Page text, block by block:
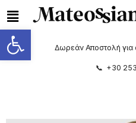
Ανοίξτε τη γραμμή εργαλείων
Δωρεάν Αποστολή
📞 +30